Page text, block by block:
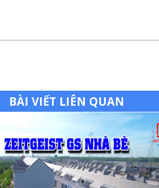
BÀI VIẾT LIÊN QUAN